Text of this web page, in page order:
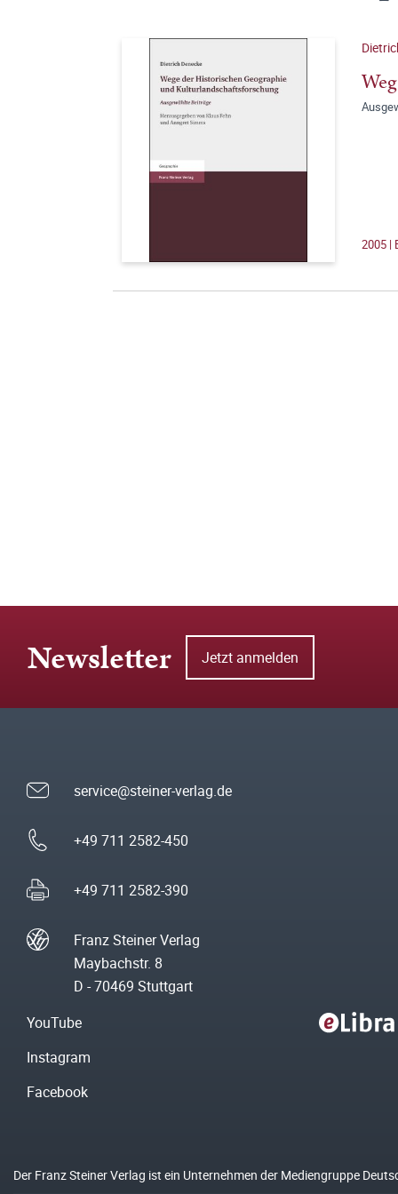
2005 |
Newsletter Jetzt anmelden
service@steiner-verlag.de
+49 711 2582-450
+49 711 2582-390
Franz Steiner Verlag
Maybachstr. 8
D - 70469 Stuttgart
YouTube
Instagram
Facebook
Der Franz Steiner Verlag ist ein Unternehmen der Mediengruppe